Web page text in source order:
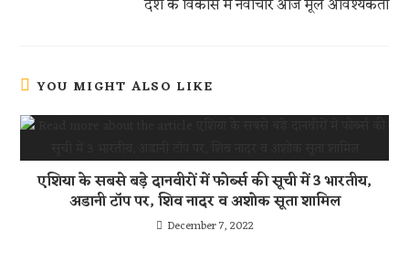
देश के विकास में नवाचार आज मूल आवश्यकता
YOU MIGHT ALSO LIKE
एशिया के सबसे बड़े दानवीरों में फोर्ब्स की सूची में 3 भारतीय,
अडानी टॉप पर, शिव नादर व अशोक सूता शामिल
December 7, 2022